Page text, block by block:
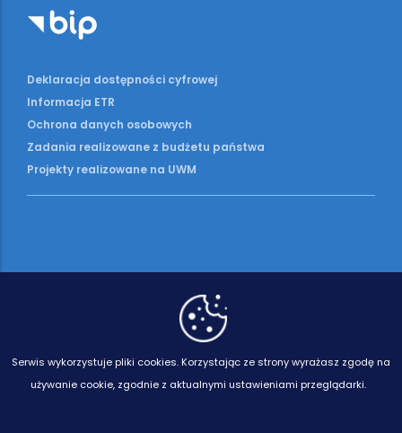
Deklaracja dostępności cyfrowej
Informacja ETR
Ochrona danych osobowych
Zadania realizowane z budżetu państwa
Projekty realizowane na UWM
Serwis wykorzystuje pliki cookies. Korzystając ze strony wyrażasz zgodę na
używanie cookie, zgodnie z aktualnymi ustawieniami przeglądarki.